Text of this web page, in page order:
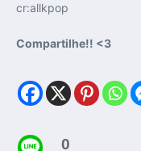
cr:allkpop
Compartilhe!! <3
0